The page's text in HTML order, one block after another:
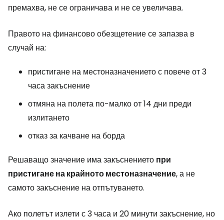
премахва, не се ограничава и не се увеличава.
Правото на финансово обезщетение се запазва в
случай на:
пристигане на местоназначението с повече от 3
часа закъснение
отмяна на полета по-малко от 14 дни преди
излитането
отказ за качване на борда
Решаващо значение има закъснението при
пристигане на крайното местоназначение, а не
самото закъснение на отпътуването.
Ако полетът излети с 3 часа и 20 минути закъснение, но